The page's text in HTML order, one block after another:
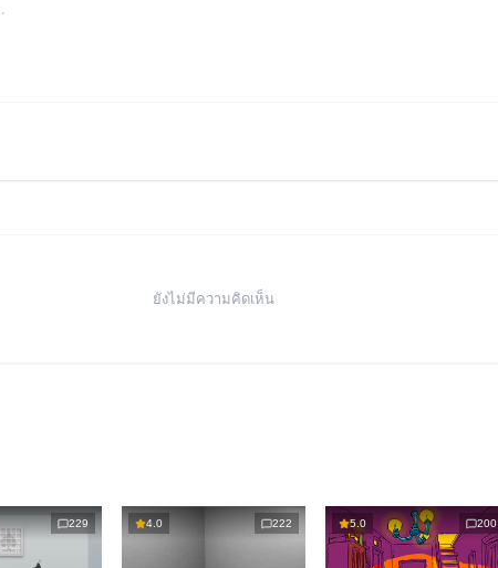
ยังไม่มีความคิดเห็น
229 4.0 222 5.0 200